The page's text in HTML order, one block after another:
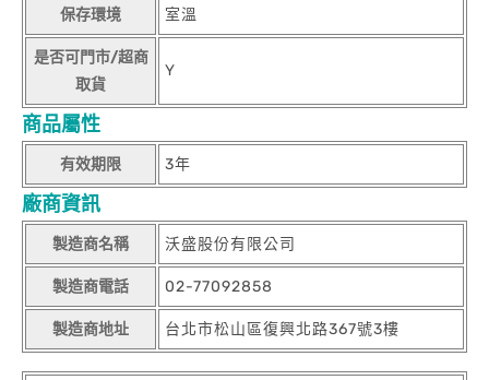
保存環境 室溫
是否可門市/超商
取貨
Y
商品屬性
有效期限 3年
廠商資訊
製造商名稱 沃盛股份有限公司
製造商電話 02-77092858
製造商地址 台北市松山區復興北路367號3樓